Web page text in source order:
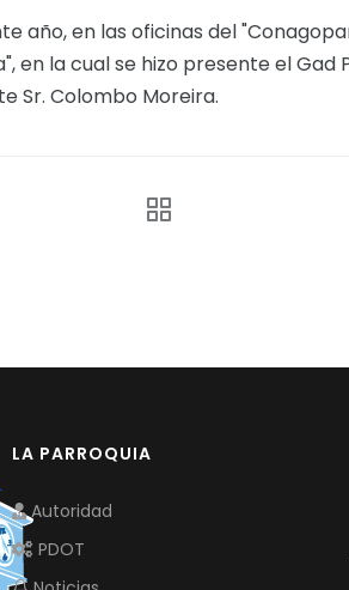
año, en las oficinas del
en la cual se hizo presente el Gad
Sr. Colombo Moreira.
LA PARROQUIA
Autoridad
PDOT